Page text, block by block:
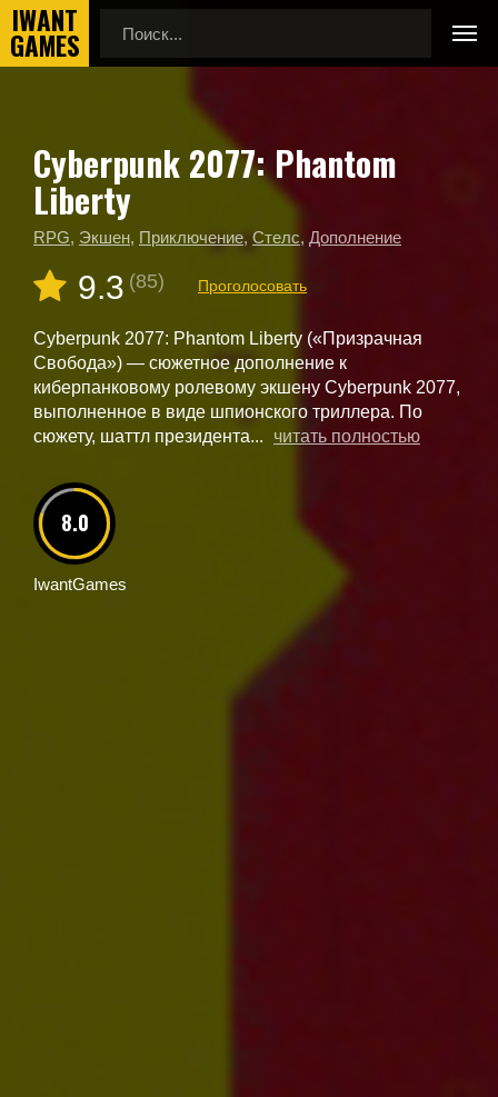
Главная
Новые игры
Cyberpunk 2077: Phantom Liberty
Cyberpunk 2077: Phantom
Liberty
RPG, Экшен, Приключение, Стелс, Дополнение
9.3 (85) Проголосовать
Cyberpunk 2077: Phantom Liberty («Призрачная
Свобода») — сюжетное дополнение к
киберпанковому ролевому экшену Cyberpunk 2077,
выполненное в виде шпионского триллера. По
сюжету, шаттл президента...
читать полностью
8.0
IwantGames